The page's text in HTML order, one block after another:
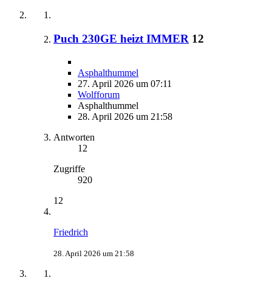
Puch 230GE heizt IMMER 12
Asphalthummel
27. April 2026 um 07:11
Wolfforum
Asphalthummel
28. April 2026 um 21:58
Antworten
12
Zugriffe
920
12
Friedrich
28. April 2026 um 21:58